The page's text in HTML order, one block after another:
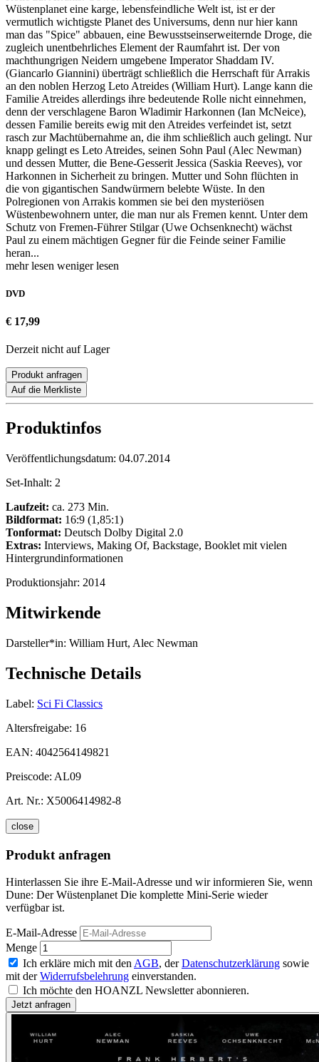
Wüstenplanet eine karge, lebensfeindliche Welt ist, ist er der
vermutlich wichtigste Planet des Universums, denn nur hier kann
man das "Spice" abbauen, eine Bewusstseinserweiternde Droge, die
zugleich unentbehrliches Element der Raumfahrt ist. Der von
machthungrigen Neidern umgebene Imperator Shaddam IV.
(Giancarlo Giannini) überträgt schließlich die Herrschaft für Arrakis
an den noblen Herzog Leto Atreides (William Hurt). Lange kann die
Familie Atreides allerdings ihre bedeutende Rolle nicht einnehmen,
denn der verschlagene Baron Wladimir Harkonnen (Ian McNeice),
dessen Familie bereits ewig mit den Atreides verfeindet ist, setzt
rasch zur Machtübernahme an, die ihm schließlich auch gelingt. Nur
knapp gelingt es Leto Atreides, seinen Sohn Paul (Alec Newman)
und dessen Mutter, die Bene-Gesserit Jessica (Saskia Reeves), vor
Harkonnen in Sicherheit zu bringen. Mutter und Sohn flüchten in
die von gigantischen Sandwürmern belebte Wüste. In den
Polregionen von Arrakis kommen sie bei den mysteriösen
Wüstenbewohnern unter, die man nur als Fremen kennt. Unter dem
Schutz von Fremen-Führer Stilgar (Uwe Ochsenknecht) wächst
Paul zu einem mächtigen Gegner für die Feinde seiner Familie
heran...
mehr lesen weniger lesen
DVD
€ 17,99
Derzeit nicht auf Lager
Produkt anfragen
Auf die Merkliste
Produktinfos
Veröffentlichungsdatum: 04.07.2014
Set-Inhalt: 2
Laufzeit: ca. 273 Min.
Bildformat: 16:9 (1,85:1)
Tonformat: Deutsch Dolby Digital 2.0
Extras: Interviews, Making Of, Backstage, Booklet mit vielen
Hintergrundinformationen
Produktionsjahr: 2014
Mitwirkende
Darsteller*in: William Hurt, Alec Newman
Technische Details
Label: Sci Fi Classics
Altersfreigabe: 16
EAN: 4042564149821
Preiscode: AL09
Art. Nr.: X5006414982-8
close
Produkt anfragen
Hinterlassen Sie ihre E-Mail-Adresse und wir informieren Sie, wenn
Dune: Der Wüstenplanet Die komplette Mini-Serie wieder
verfügbar ist.
E-Mail-Adresse
Menge
Ich erkläre mich mit den AGB, derDatenschutzerklärung sowie
mit derWiderrufsbelehrung einverstanden.
Ich möchte den HOANZL Newsletter abonnieren.